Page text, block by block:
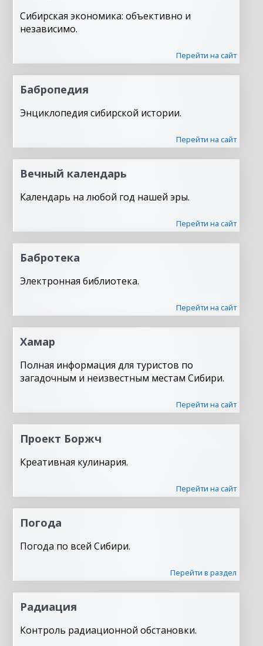
Сибирская экономика: объективно и
независимо.
Перейти на сайт
Бабропедия
Энциклопедия сибирской истории.
Перейти на сайт
Вечный календарь
Календарь на любой год нашей эры.
Перейти на сайт
Бабротека
Электронная библиотека.
Перейти на сайт
Хамар
Полная информация для туристов по
загадочным и неизвестным местам Сибири.
Перейти на сайт
Проект Боржч
Креативная кулинария.
Перейти на сайт
Погода
Погода по всей Сибири.
Перейти в раздел
Радиация
Контроль радиационной обстановки.